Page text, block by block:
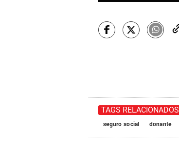
TAGS RELACIONADOS
seguro social
donante